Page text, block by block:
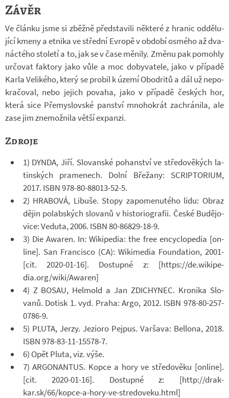
Závěr
Ve článku jsme si zběžně před­sta­vili ně­které z hra­nic od­dě­lu­
jící kmeny a et­nika ve střední Ev­ropě v ob­dobí osmého až dva­
nác­tého sto­letí a to, jak se v čase mě­nily. Změnu pak po­mohly
ur­čo­vat fak­tory jako vůle a moc do­by­va­tele, jako v pří­padě
Karla Ve­li­kého, který se pro­bil k území Obodritů a dál už ne­po­
kra­čo­val, nebo je­jich po­vaha, jako v pří­padě čes­kých hor,
která sice Pře­mys­lov­ské pan­ství mno­ho­krát za­chrá­nila, ale
zase jim zne­mož­nila větší ex­panzi.
Zdroje
1) DYNDA, Jiří. Slo­van­ské po­han­ství ve stře­do­vě­kých la­
tin­ských pra­me­nech. Dolní Bře­žany: SCRIP­TO­RIUM,
2017. ISBN 978-​80-88013-52-5.
2) HRA­BOVÁ, Li­buše. Stopy za­po­me­nu­tého lidu: Obraz
dějin po­labských slo­vanů v his­to­ri­o­gra­fii. České Bu­dě­jo­
vice: Ve­duta, 2006. ISBN 80-​86829-18-9.
3) Die Awaren. In: Wi­ki­pe­dia: the free en­cyclo­pe­dia [on­
line]. San Fran­cisco (CA): Wi­ki­me­dia Foun­dation, 2001-
[cit. 2020-​01-16]. Do­stupné z: [https://de.wi­ki­pe­
dia.org/wiki/Awaren]
4) Z BOSAU, Hel­mold a Jan ZDI­CHY­NEC. Kro­nika Slo­
vanů. Do­tisk 1. vyd. Praha: Argo, 2012. ISBN 978-​80-257-
0786-9.
5) PLUTA, Jerzy. Je­zi­oro Pej­pus. Var­šava: Bellona, 2018.
ISBN 978-​83-11-15578-7.
6) Opět Pluta, viz. výše.
7) AR­GO­NAN­TUS. Kopce a hory ve stře­do­věku [on­line].
[cit. 2020-​01-16]. Do­stupné z: [http://drak­
kar.sk/66/kopce-​a-hory-ve-stredoveku.html]